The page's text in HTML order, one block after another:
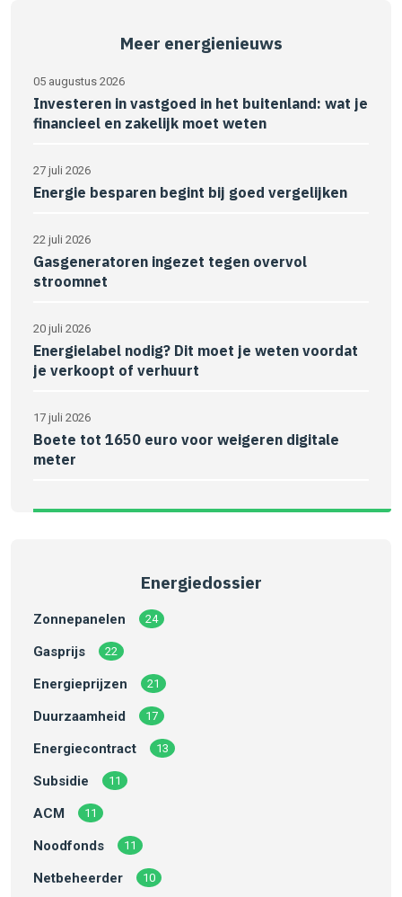
Meer energienieuws
05 augustus 2026
Investeren in vastgoed in het buitenland: wat je
financieel en zakelijk moet weten
27 juli 2026
Energie besparen begint bij goed vergelijken
22 juli 2026
Gasgeneratoren ingezet tegen overvol
stroomnet
20 juli 2026
Energielabel nodig? Dit moet je weten voordat
je verkoopt of verhuurt
17 juli 2026
Boete tot 1650 euro voor weigeren digitale
meter
Energiedossier
Zonnepanelen 24
Gasprijs 22
Energieprijzen 21
Duurzaamheid 17
Energiecontract 13
Subsidie 11
ACM 11
Noodfonds 11
Netbeheerder 10